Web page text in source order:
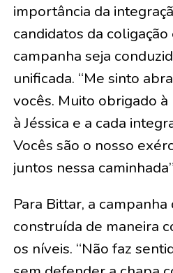
importância da
candidatos da
campanha seja
unificada. “Me sinto
vocês. Muito obrigado à
à Jéssica e a cada
Vocês são o nosso
juntos nessa
Para Bittar, a
construída de maneira
os níveis. “Não faz